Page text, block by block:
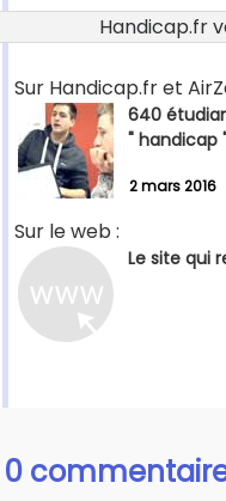
Handicap.fr
Sur Handicap.fr et
640
" handicap
2 mars 2016
Sur le web :
Le site qui
0